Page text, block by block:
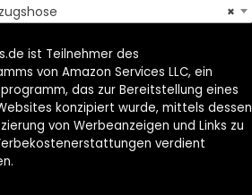
×
ist Teilnehmer des
von Amazon Services LLC, ein
das zur Bereitstellung eines
konzipiert wurde, mittels dessen
von Werbeanzeigen und Links zu
verdient